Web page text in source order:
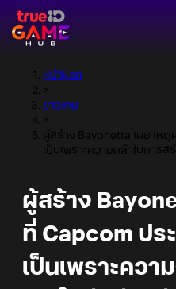
หน้าแรก
>
ข่าวเกม
>
ผู้สร้าง Bayonetta เผย เห
เป็นเพราะความกล้าในการส
ผู้สร้าง
ที่ Capcom ปร
เป็นเพราะควา